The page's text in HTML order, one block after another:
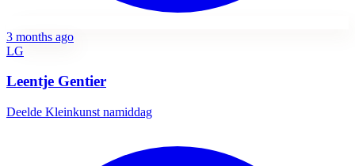
3 months ago
LG
Leentje Gentier
Deelde Kleinkunst namiddag